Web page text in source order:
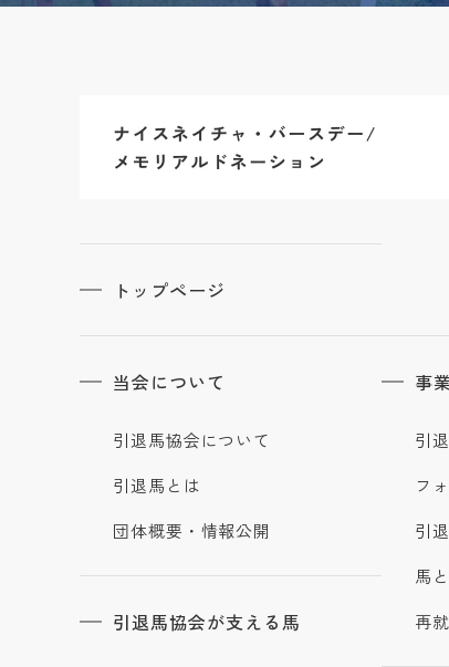
トップページ
当会について
引退馬協会について
引退馬とは
団体概要・情報公開
引退馬協会が支える馬
事
引
フ
引
馬
再